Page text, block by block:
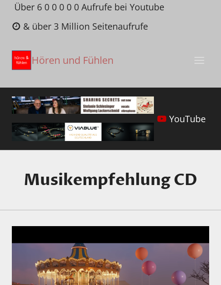
Zum
Inhalt
springen
Über 6 0 0 0 0 0 Aufrufe bei Youtube
& über 3 Million Seitenaufrufe
Hören und Fühlen
YouTube
Musikempfehlung CD